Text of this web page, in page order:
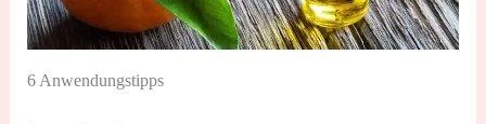
6 Anwendungstipps